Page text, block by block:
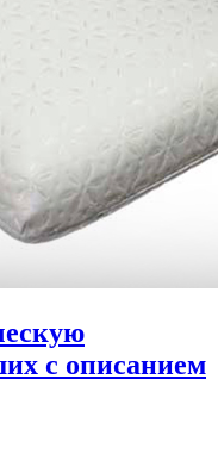
с описанием